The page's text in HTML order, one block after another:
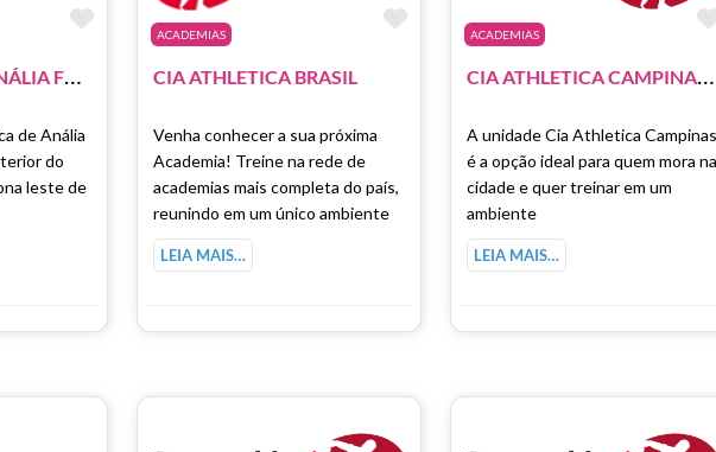
Marcar como Favorito
C
IA ATHLETICA ANÁLIA FRANCO
de Anália
do
leste de
ACADEMIAS
Marcar como Favorito
CIA ATHLETICA BRASIL
Venha conhecer a sua próxima
Academia! Treine na rede de
academias mais completa do país,
reunindo em um único ambiente
LEIA MAIS…
ACADEMIAS
C
IA ATHLETICA CAMPINAS – GALLERIA SHOPPING
A unidade Cia Athletica Campinas
é a opção ideal para quem mora na
cidade e quer treinar em um
ambiente
LEIA MAIS…